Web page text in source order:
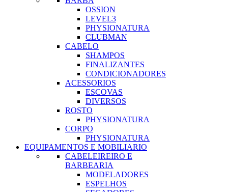
OSSION
LEVEL3
PHYSIONATURA
CLUBMAN
CABELO
SHAMPOS
FINALIZANTES
CONDICIONADORES
ACESSORIOS
ESCOVAS
DIVERSOS
ROSTO
PHYSIONATURA
CORPO
PHYSIONATURA
EQUIPAMENTOS E MOBILIARIO
CABELEIREIRO E
BARBEARIA
MODELADORES
ESPELHOS